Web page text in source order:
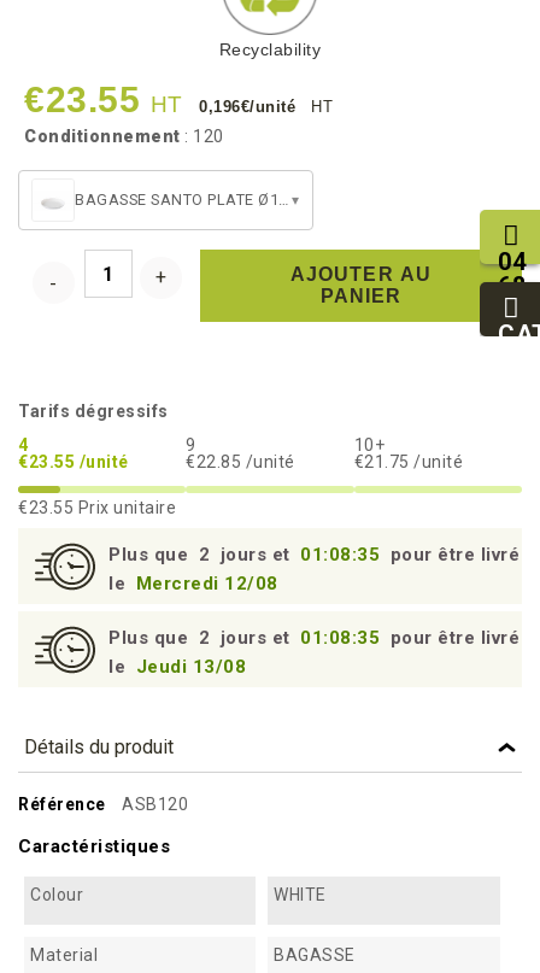
Recyclability
€23.55 HT 0,196€/unité HT
Conditionnement : 120
BAGASSE SANTO PLATE Ø120 ▾
AJOUTER AU
PANIER
Tarifs dégressifs
4
€23.55 /unité
9
€22.85 /unité
10+
€21.75 /unité
€23.55 Prix unitaire
Plus que 2 jours et 01:08:34
pour être livré
le
Mercredi 12/08
Plus que 2 jours et 01:08:34
pour être livré
le
Jeudi 13/08
Détails du produit
Référence ASB120
Caractéristiques
Colour WHITE
Material BAGASSE
04
68
11
27